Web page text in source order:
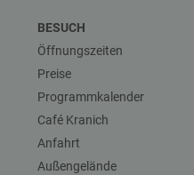
BESUCH
Öffnungszeiten
Preise
Programmkalender
Café Kranich
Anfahrt
Außengelände